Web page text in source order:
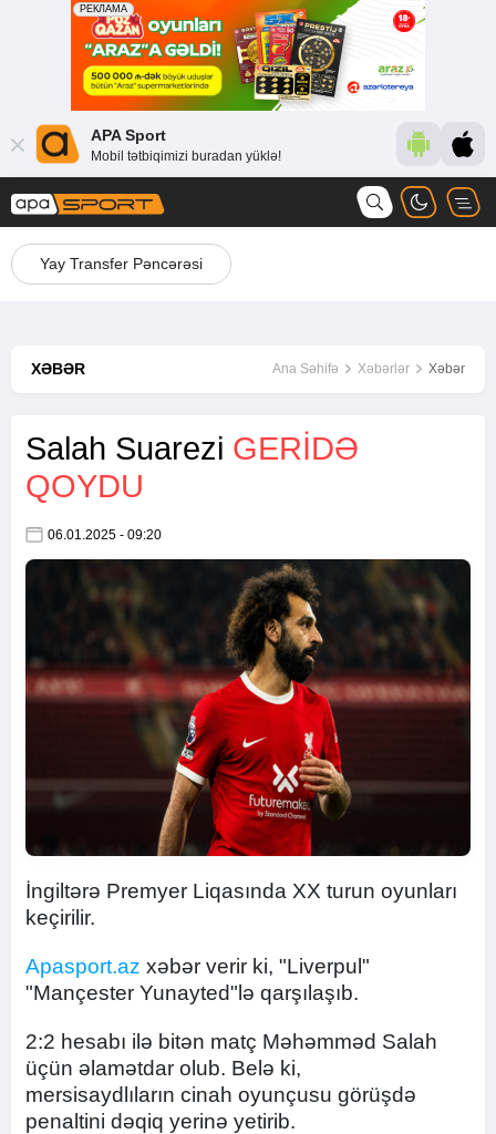
APA Sport
Mobil tətbiqimizi buradan yüklə!
Yay Transfer Pəncərəsi
XƏBƏR Ana Səhifə Xəbərlər Xəbər
Salah Suarezi GERIDƏ
QOYDU
06.01.2025 - 09:20
İngiltərə Premyer Liqasında XX turun oyunları
keçirilir.
Apasport.az xəbər verir ki, "Liverpul"
"Mançester Yunayted"lə qarşılaşıb.
2:2 hesabı ilə bitən matç Məhəmməd Salah
üçün əlamətdar olub. Belə ki,
mersisaydlıların cinah oyunçusu görüşdə
penaltini dəqiq yerinə yetirib.